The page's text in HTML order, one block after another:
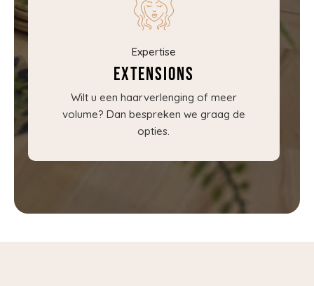
Expertise
Extensions
Wilt u een haarverlenging of meer
volume? Dan bespreken we graag de
opties.